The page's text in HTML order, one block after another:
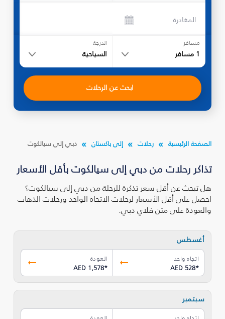
المغادرة
مسافر
1 مسافر
الدرجة
السياحية
ابحث عن الرحلات
الصفحة الرئيسية رحلات إلى باكستان دبي إلى سيالكوت
تذاكر رحلات من دبي إلى سيالكوت بأقل الأسعار
هل تبحث عن أقل سعر تذكرة للرحلة من دبي إلى سيالكوت؟
احصل على أقل الأسعار لرحلات الاتجاه الواحد ورحلات الذهاب
والعودة على متن فلاي دبي.
أغسطس
اتجاه واحد
AED 528*
العودة
AED 1,578*
سبتمبر